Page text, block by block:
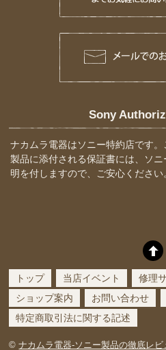
Sony
ナカムラ電器はソニー特約店です
製品に添付される保証書には、ソ
明を付しますので、ご安心ください
トップ 当店イベント 修理
ショップ案内
お問い合わせ
特定商取引法に関する記述
©ナカムラ電器-ソニー製品の徹底レ